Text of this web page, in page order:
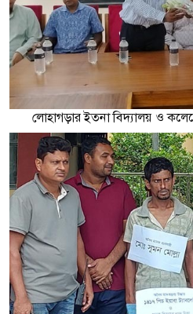
লোহাগড়ার ইতনা বিদ্যালয় ও